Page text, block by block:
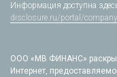
Информация доступна
disclosure.ru/portal/
ООО «МВ ФИНАНС»
Интернет,